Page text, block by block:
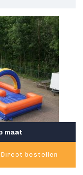
maat
Direct bestellen